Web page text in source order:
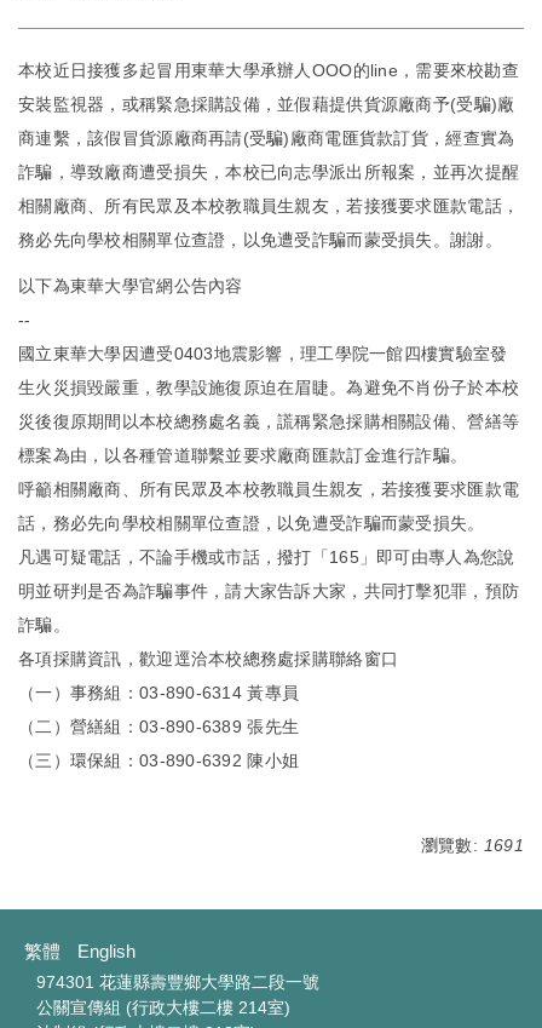
本校近日接獲多起冒用東華大學承辦人OOO的line，需要來校勘查
安裝監視器，或稱緊急採購設備，並假藉提供貨源廠商予(受騙)廠
商連繫，該假冒貨源廠商再請(受騙)廠商電匯貨款訂貨，經查實為
詐騙，導致廠商遭受損失，本校已向志學派出所報案，並再次提醒
相關廠商、所有民眾及本校教職員生親友，若接獲要求匯款電話，
務必先向學校相關單位查證，以免遭受詐騙而蒙受損失。謝謝。
以下為東華大學官網公告內容
--
國立東華大學因遭受0403地震影響，理工學院一館四樓實驗室發
生火災損毀嚴重，教學設施復原迫在眉睫。為避免不肖份子於本校
災後復原期間以本校總務處名義，謊稱緊急採購相關設備、營繕等
標案為由，以各種管道聯繫並要求廠商匯款訂金進行詐騙。
呼籲相關廠商、所有民眾及本校教職員生親友，若接獲要求匯款電
話，務必先向學校相關單位查證，以免遭受詐騙而蒙受損失。
凡遇可疑電話，不論手機或市話，撥打「165」即可由專人為您說
明並研判是否為詐騙事件，請大家告訴大家，共同打擊犯罪，預防
詐騙。
各項採購資訊，歡迎逕洽本校總務處採購聯絡窗口
（一）事務組：03-890-6314 黃專員
（二）營繕組：03-890-6389 張先生
（三）環保組：03-890-6392 陳小姐
瀏覽數: 1691
繁體 English
974301 花蓮縣壽豐鄉大學路二段一號
公關宣傳組 (行政大樓二樓 214室)